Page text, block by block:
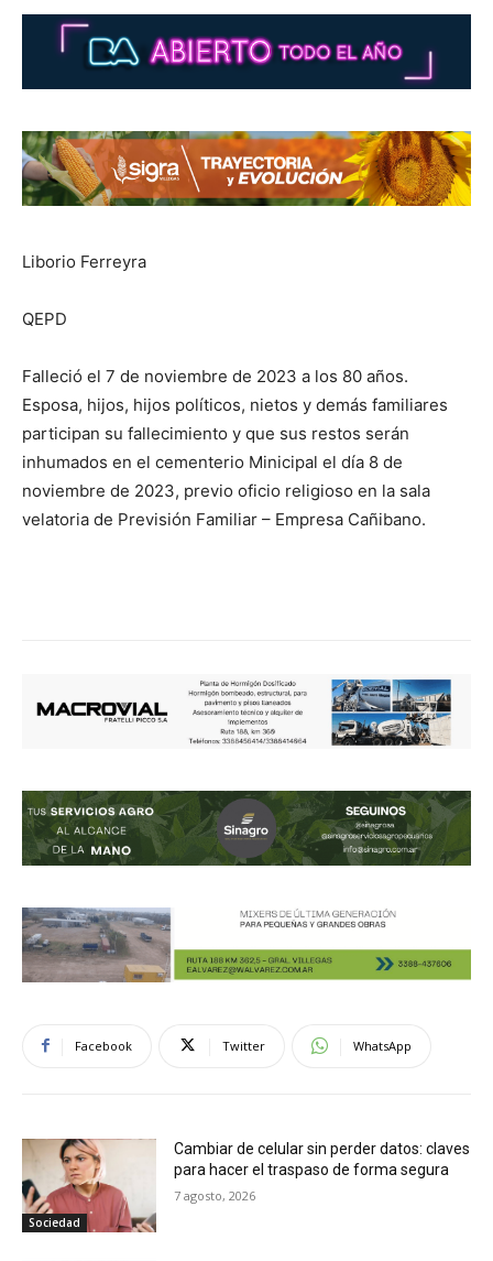
Liborio Ferreyra
QEPD
Falleció el 7 de noviembre de 2023 a los 80 años.
Esposa, hijos, hijos políticos, nietos y demás familiares
participan su fallecimiento y que sus restos serán
inhumados en el cementerio Minicipal el día 8 de
noviembre de 2023, previo oficio religioso en la sala
velatoria de Previsión Familiar – Empresa Cañibano.
Facebook Twitter WhatsApp
Sociedad
Cambiar de celular sin perder datos: claves
para hacer el traspaso de forma segura
7 agosto, 2026